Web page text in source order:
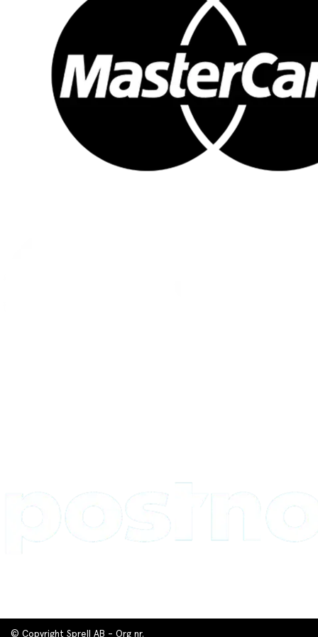
© Copyright Sprell AB - Org nr.